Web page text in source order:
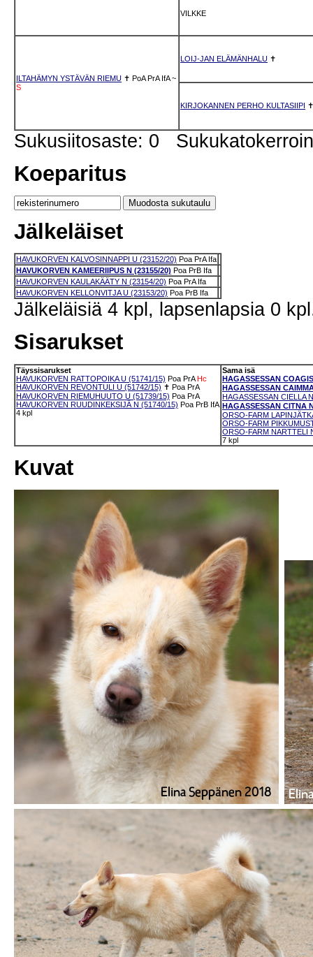
VILKKE
ILTAHÄMYN YSTÄVÄN RIEMU ✝ PoA PrA IfA ~
S
LOIJ-JAN ELÄMÄNHALU ✝
KIRJOKANNEN PERHO KULTASIIPI
Sukusiitosaste: 0
Koeparitus
Jälkeläiset
HAVUKORVEN KALVOSINNAPPI U (23152/20) Poa PrA Ifa
HAVUKORVEN KAMEERIIPUS N (23155/20) Poa PrB Ifa
HAVUKORVEN KAULAKÄÄTY N (23154/20) Poa PrA Ifa
HAVUKORVEN KELLONVITJA U (23153/20) Poa PrB Ifa
Jälkeläisiä 4 kpl, lapsenlapsia 0
Sisarukset
Täyssisarukset
HAVUKORVEN RATTOPOIKA U (51741/15) Poa PrA Hc
HAVUKORVEN REVONTULI U (51742/15) ✝ Poa PrA
HAVUKORVEN RIEMUHUUTO U (51739/15) Poa PrA
HAVUKORVEN RUUDINKEKSIJÄ N (51740/15) Poa PrB IfA
4 kpl
Sama isä
HAGASSESSAN
HAGASSESSAN
HAGASSESSAN CIELLA
HAGASSESSAN CITNA
ORSO-FARM
ORSO-FARM
ORSO-FARM NARTTELI
7 kpl
Kuvat